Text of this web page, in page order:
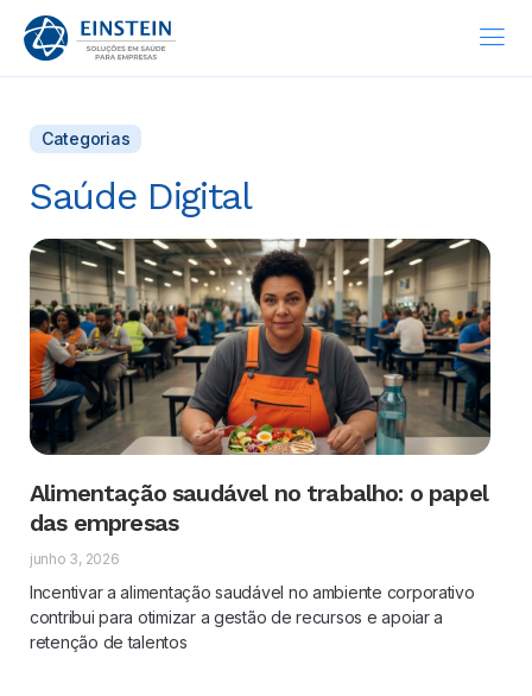
Categorias
Saúde Digital
Alimentação saudável no trabalho: o papel
das empresas
junho 3, 2026
Incentivar a alimentação saudável no ambiente corporativo
contribui para otimizar a gestão de recursos e apoiar a
retenção de talentos